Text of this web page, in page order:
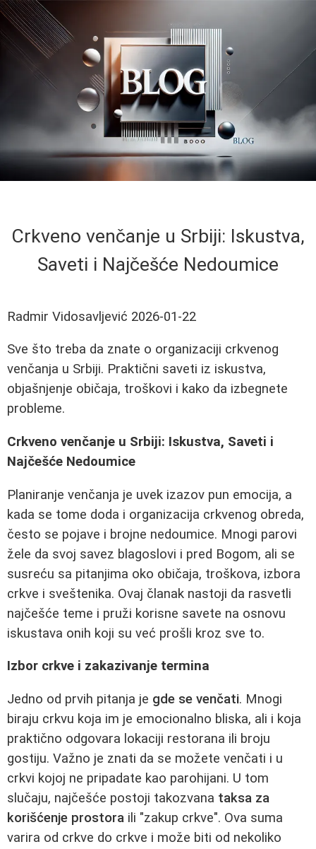
Crkveno venčanje u Srbiji: Iskustva,
Saveti i Najčešće Nedoumice
Radmir Vidosavljević 2026-01-22
Sve što treba da znate o organizaciji crkvenog
venčanja u Srbiji. Praktični saveti iz iskustva,
objašnjenje običaja, troškovi i kako da izbegnete
probleme.
Crkveno venčanje u Srbiji: Iskustva, Saveti i
Najčešće Nedoumice
Planiranje venčanja je uvek izazov pun emocija, a
kada se tome doda i organizacija crkvenog obreda,
često se pojave i brojne nedoumice. Mnogi parovi
žele da svoj savez blagoslovi i pred Bogom, ali se
susreću sa pitanjima oko običaja, troškova, izbora
crkve i sveštenika. Ovaj članak nastoji da rasvetli
najčešće teme i pruži korisne savete na osnovu
iskustava onih koji su već prošli kroz sve to.
Izbor crkve i zakazivanje termina
Jedno od prvih pitanja je gde se venčati. Mnogi
biraju crkvu koja im je emocionalno bliska, ali i koja
praktično odgovara lokaciji restorana ili broju
gostiju. Važno je znati da se možete venčati i u
crkvi kojoj ne pripadate kao parohijani. U tom
slučaju, najčešće postoji takozvana taksa za
korišćenje prostora ili "zakup crkve". Ova suma
varira od crkve do crkve i može biti od nekoliko